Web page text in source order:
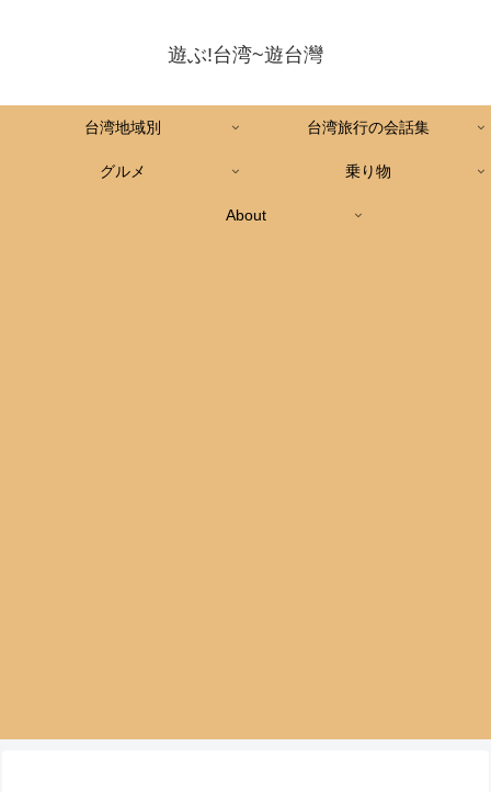
遊ぶ!台湾~遊台灣
台湾地域別 台湾旅行の会話集
グルメ 乗り物
About